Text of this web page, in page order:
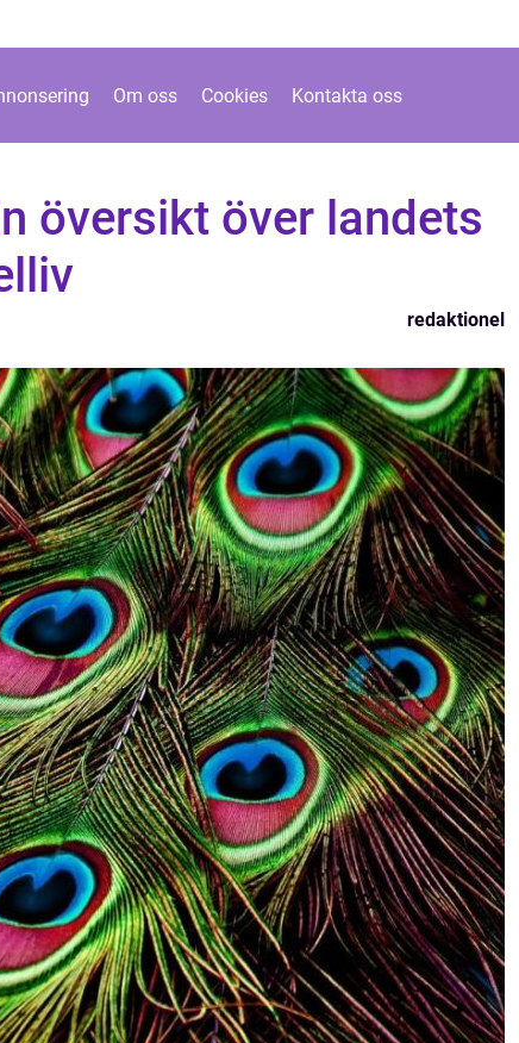
Om oss Cookies Kontakta oss
översikt över landets
redaktionel